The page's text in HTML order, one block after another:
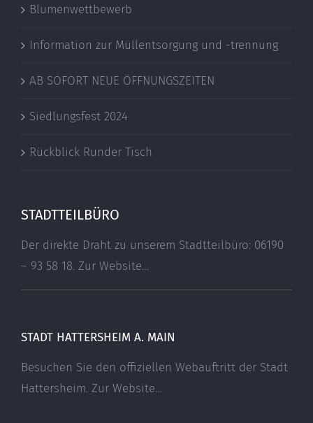
Blumenwettbewerb
Information zur Müllentsorgung und -trennung
AB SOFORT NEUE ÖFFNUNGSZEITEN
Siedlungsfest 2024
Rückblick Runder Tisch
STADTTEILBÜRO
Der direkte Draht zu unserem Stadtteilbüro: 06190
– 93 58 18. Zur Website…
STADT HATTERSHEIM A. MAIN
Besuchen Sie den offiziellen Webauftritt der Stadt
Hattersheim. Zur Website…